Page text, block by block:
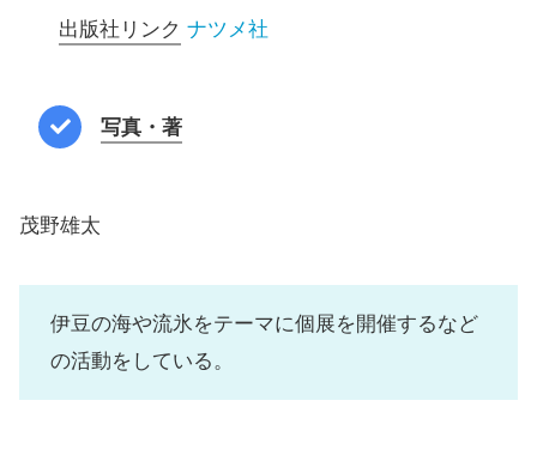
出版社リンク ナツメ社
写真・著
茂野雄太
伊豆の海や流氷をテーマに個展を開催するなど
の活動をしている。